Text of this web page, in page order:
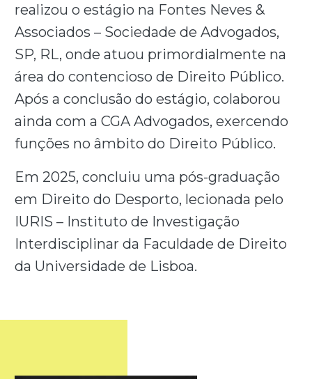
realizou o estágio na Fontes Neves &
Associados – Sociedade de Advogados,
SP, RL, onde atuou primordialmente na
área do contencioso de Direito Público.
Após a conclusão do estágio, colaborou
ainda com a CGA Advogados, exercendo
funções no âmbito do Direito Público.
Em 2025, concluiu uma pós-graduação
em Direito do Desporto, lecionada pelo
IURIS – Instituto de Investigação
Interdisciplinar da Faculdade de Direito
da Universidade de Lisboa.